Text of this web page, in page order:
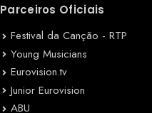
Parceiros Oficiais
Festival da Canção - RTP
Young Musicians
Eurovision.tv
Junior Eurovision
ABU